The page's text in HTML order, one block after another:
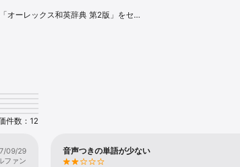
オーレックス和英辞典 第2版」をセッ
新の英語を紹介したコラムや、これ
います。
からビジネスまで、英語を学ぶすべ
よりナチュラルな英語に訳した用例
フェースで、「なぞってジャンプ®」
や履歴機能など辞典アプリの基本的
件数：12
09/29
ファン
音声つきの単語が少ない